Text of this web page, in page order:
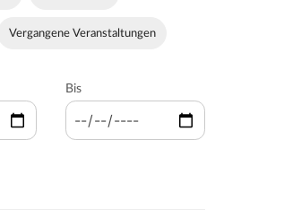
Vergangene Veranstaltungen
Bis